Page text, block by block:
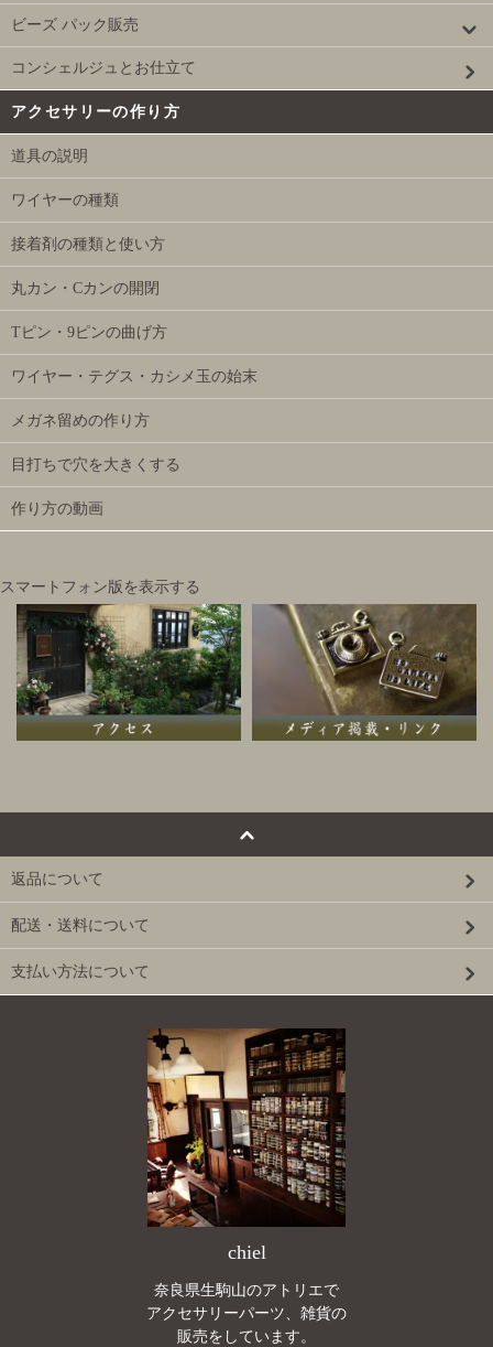
ビーズ パック販売
コンシェルジュとお仕立て
アクセサリーの作り方
道具の説明
ワイヤーの種類
接着剤の種類と使い方
丸カン・Cカンの開閉
Tピン・9ピンの曲げ方
ワイヤー・テグス・カシメ玉の始末
メガネ留めの作り方
目打ちで穴を大きくする
作り方の動画
スマートフォン版を表示する
返品について
配送・送料について
支払い方法について
chiel
奈良県生駒山のアトリエで
アクセサリーパーツ、雑貨の
販売をしています。